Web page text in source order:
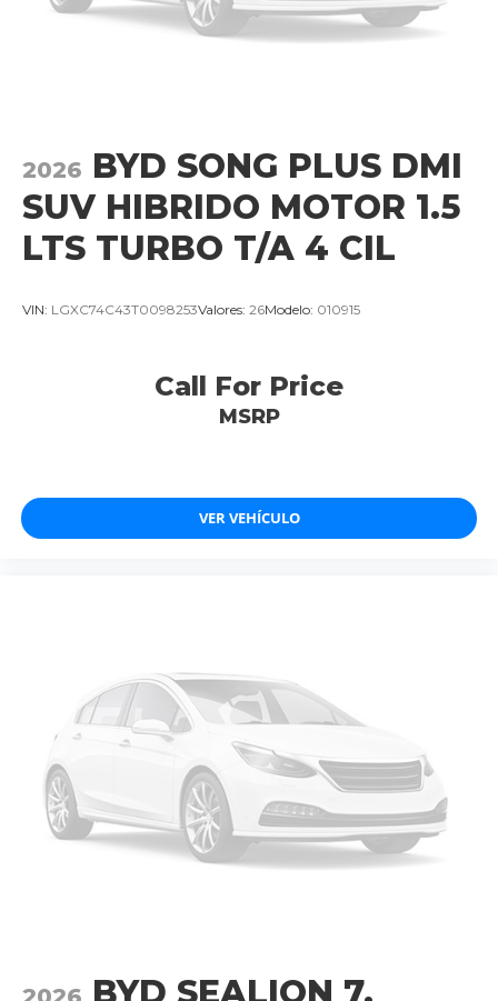
2026 BYD SONG PLUS DMI
SUV HIBRIDO MOTOR 1.5
LTS TURBO T/A 4 CIL
VIN: LGXC74C43T0098253Valores: 26Modelo: 010915
Call For Price
MSRP
VER VEHÍCULO